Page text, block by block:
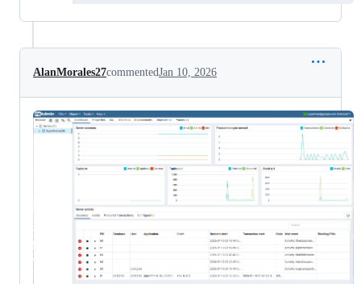
AlanMorales27commentedJan 10, 2026